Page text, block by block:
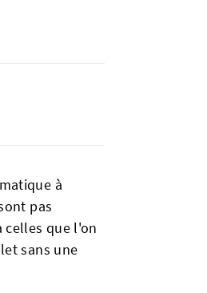
à
pas
celles que l'on
sans une